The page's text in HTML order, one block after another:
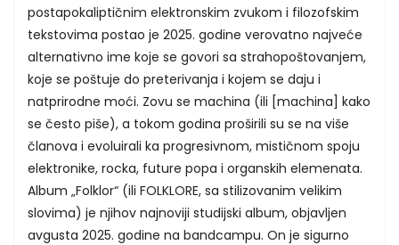
postapokaliptičnim elektronskim zvukom i filozofskim
tekstovima postao je 2025. godine verovatno najveće
alternativno ime koje se govori sa strahopoštovanjem,
koje se poštuje do preterivanja i kojem se daju i
natprirodne moći. Zovu se machina (ili [machina] kako
se često piše), a tokom godina proširili su se na više
članova i evoluirali ka progresivnom, mističnom spoju
elektronike, rocka, future popa i organskih elemenata.
Album „Folklor“ (ili FOLKLORE, sa stilizovanim velikim
slovima) je njihov najnoviji studijski album, objavljen
avgusta 2025. godine na bandcampu. On je sigurno